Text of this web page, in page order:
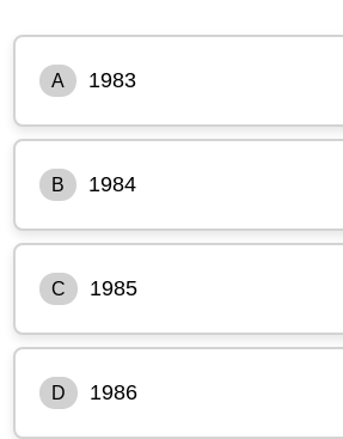
A 1983
B 1984
C 1985
D 1986